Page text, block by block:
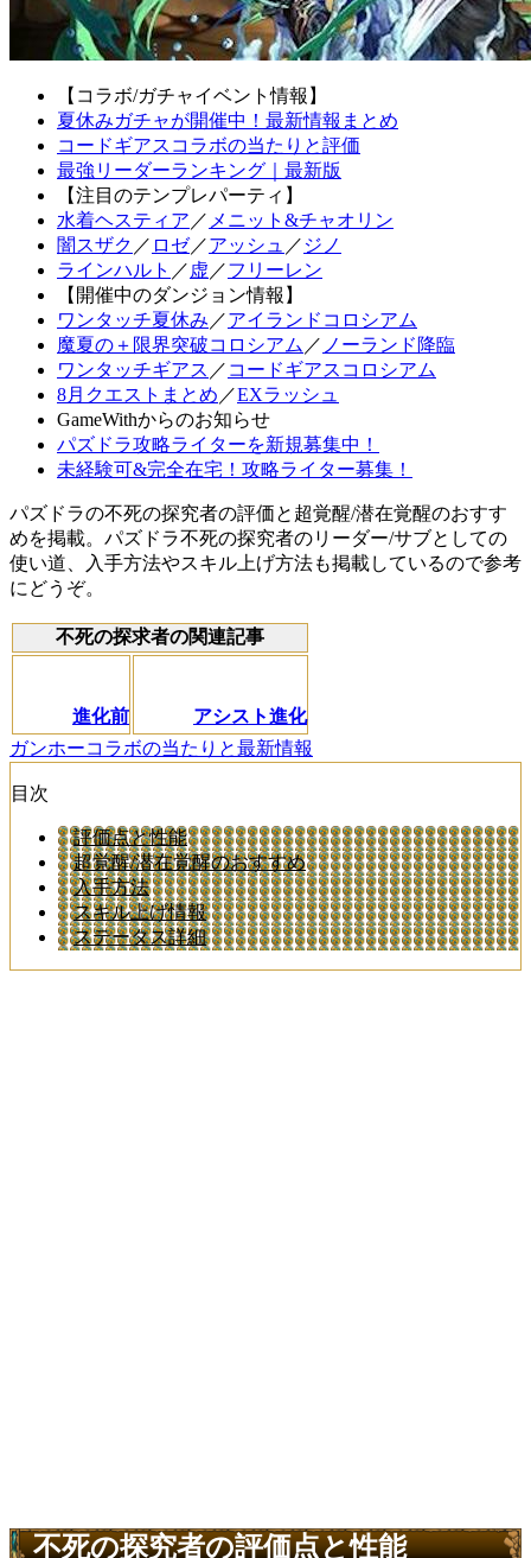
【コラボ/ガチャイベント情報】
夏休みガチャが開催中！最新情報まとめ
コードギアスコラボの当たりと評価
最強リーダーランキング｜最新版
【注目のテンプレパーティ】
水着ヘスティア ／ メニット&チャオリン
闇スザク ／ ロゼ／アッシュ ／ ジノ
ラインハルト ／ 虚 ／フリーレン
【開催中のダンジョン情報】
ワンタッチ夏休み ／アイランドコロシアム
魔夏の＋限界突破コロシアム ／ ノーランド降臨
ワンタッチギアス ／ コードギアスコロシアム
8月クエストまとめ ／EXラッシュ
GameWithからのお知らせ
パズドラ攻略ライターを新規募集中！
未経験可&完全在宅！攻略ライター募集！
パズドラの不死の探究者の評価と超覚醒/潜在覚醒のおすす
めを掲載。パズドラ不死の探究者のリーダー/サブとしての
使い道、入手方法やスキル上げ方法も掲載しているので参考
にどうぞ。
不死の探求者の関連記事
進化前
アシスト進化
ガンホーコラボの当たりと最新情報
目次
評価点と性能
超覚醒/潜在覚醒のおすすめ
入手方法
スキル上げ情報
ステータス詳細
不死の探究者の評価点と性能